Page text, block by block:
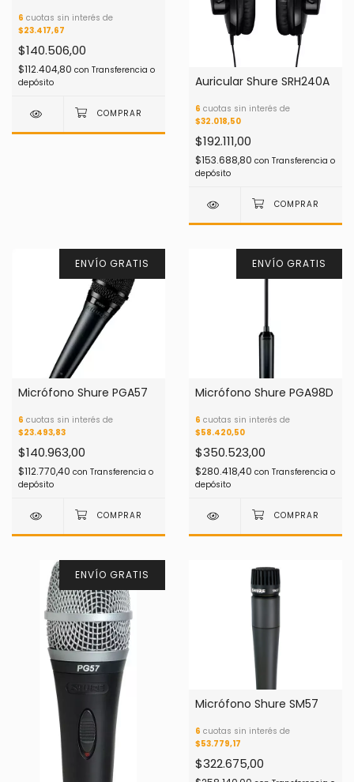
6 cuotas sin interés de
$23.417,67
$140.506,00
$112.404,80 con Transferencia o
depósito
Auricular Shure SRH240A
6 cuotas sin interés de
$32.018,50
$192.111,00
$153.688,80 con Transferencia o
depósito
ENVÍO GRATIS
Micrófono Shure PGA57
6 cuotas sin interés de
$23.493,83
$140.963,00
$112.770,40 con Transferencia o
depósito
ENVÍO GRATIS
Micrófono Shure PGA98D
6 cuotas sin interés de
$58.420,50
$350.523,00
$280.418,40 con Transferencia o
depósito
ENVÍO GRATIS
Micrófono Shure SM57
6 cuotas sin interés de
$53.779,17
$322.675,00